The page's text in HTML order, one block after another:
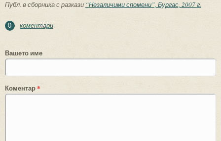
Публ. в сборника с разкази “Незаличими спомени”, Бургас, 2007 г.
0 коментари
Вашето име
Коментар*